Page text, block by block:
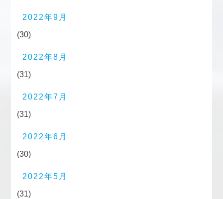
2022年9月
(30)
2022年8月
(31)
2022年7月
(31)
2022年6月
(30)
2022年5月
(31)